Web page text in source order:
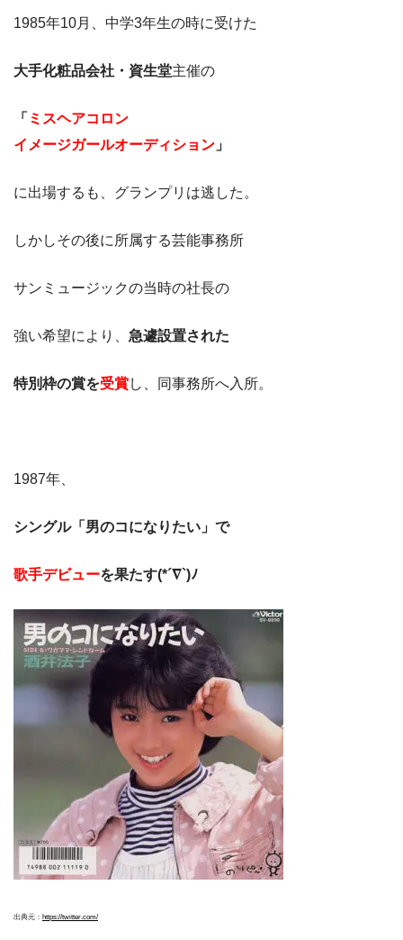
1985年10月、中学3年生の時に受けた
大手化粧品会社・資生堂主催の
「 ミスヘアコロン
イメージガールオーディション 」
に出場するも、グランプリは逃した。
しかしその後に所属する芸能事務所
サンミュージックの当時の社長の
強い希望により、 急遽設置された
特別枠の賞を受賞し、同事務所へ入所。
1987年、
シングル「男のコになりたい」で
歌手デビューを果たす(*´∇`)ﾉ
出典元： https://twitter.com/